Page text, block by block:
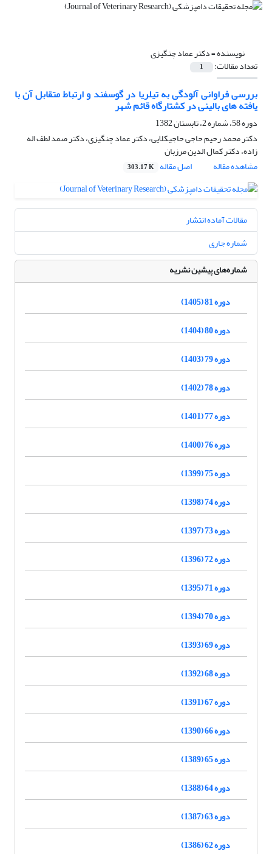
نویسنده =دکتر عماد چنگیزی
تعداد مقالات: 1
بررسی فراوانی آلودگی به تیلریا در گوسفند و ارتباط متقابل آن با
یافته های بالینی در کشتارگاه قائم شهر
دوره 58، شماره 2، تابستان 1382
دکتر محمد رحیم حاجی حاجیکلایی، دکتر عماد چنگیزی، دکتر صمد لطف اله
زاده، دکتر کمال الدین مرزبان
مشاهده مقاله
اصل مقاله 303.17 K
مقالات آماده انتشار
شماره جاری
شماره‌های پیشین نشریه
دوره 81 (1405)
دوره 80 (1404)
دوره 79 (1403)
دوره 78 (1402)
دوره 77 (1401)
دوره 76 (1400)
دوره 75 (1399)
دوره 74 (1398)
دوره 73 (1397)
دوره 72 (1396)
دوره 71 (1395)
دوره 70 (1394)
دوره 69 (1393)
دوره 68 (1392)
دوره 67 (1391)
دوره 66 (1390)
دوره 65 (1389)
دوره 64 (1388)
دوره 63 (1387)
دوره 62 (1386)